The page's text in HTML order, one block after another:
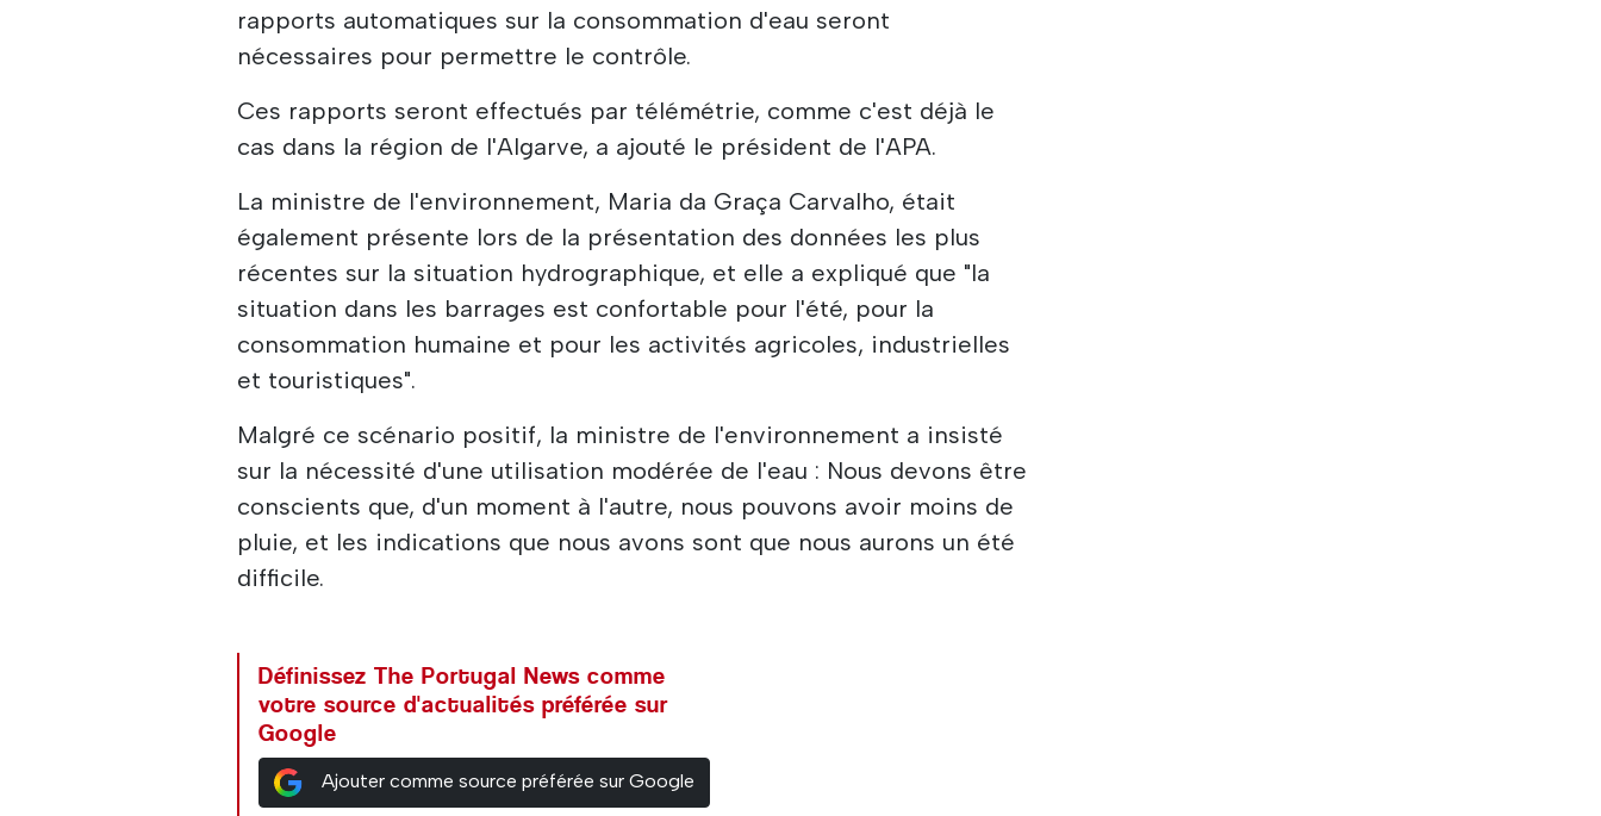
rapports automatiques sur la consommation d'eau seront
nécessaires pour permettre le contrôle.
Ces rapports seront effectués par télémétrie, comme c'est déjà le
cas dans la région de l'Algarve, a ajouté le président de l'APA.
La ministre de l'environnement, Maria da Graça Carvalho, était
également présente lors de la présentation des données les plus
récentes sur la situation hydrographique, et elle a expliqué que "la
situation dans les barrages est confortable pour l'été, pour la
consommation humaine et pour les activités agricoles, industrielles
et touristiques".
Malgré ce scénario positif, la ministre de l'environnement a insisté
sur la nécessité d'une utilisation modérée de l'eau : Nous devons être
conscients que, d'un moment à l'autre, nous pouvons avoir moins de
pluie, et les indications que nous avons sont que nous aurons un été
difficile.
Définissez The Portugal News comme
votre source d'actualités préférée sur
Google
Ajouter comme source préférée sur Google